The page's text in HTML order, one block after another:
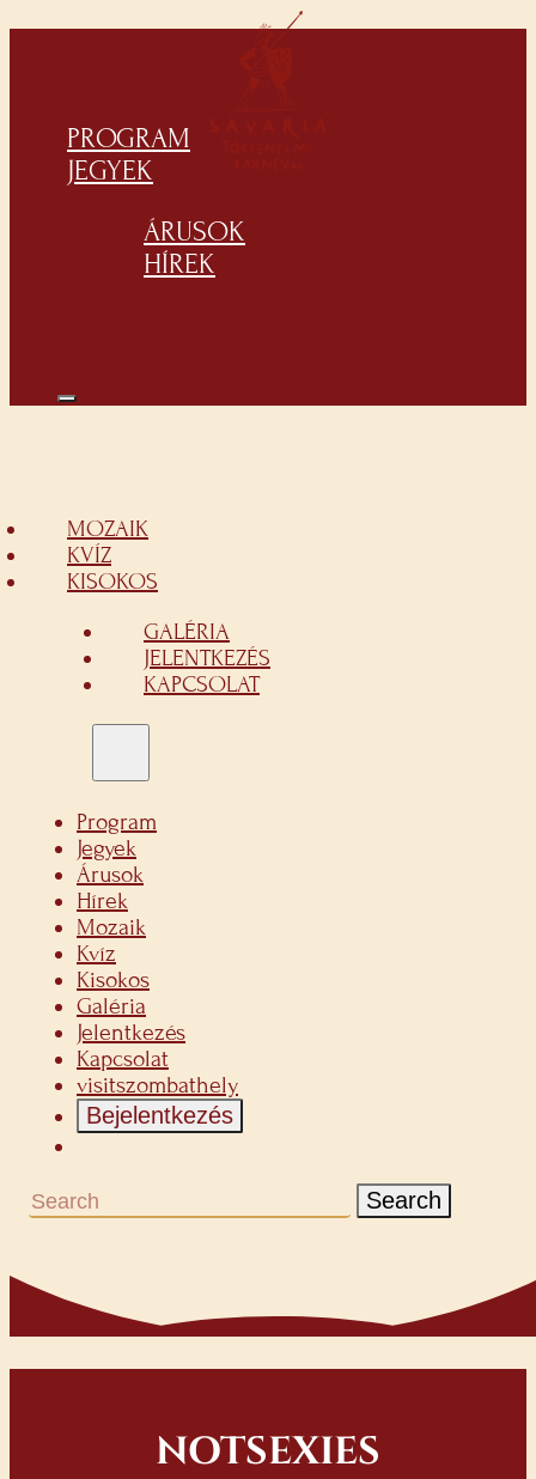
PROGRAM
JEGYEK
ÁRUSOK
HÍREK
MOZAIK
KVÍZ
KISOKOS
GALÉRIA
JELENTKEZÉS
KAPCSOLAT
Program
Jegyek
Árusok
Hírek
Mozaik
Kvíz
Kisokos
Galéria
Jelentkezés
Kapcsolat
visitszombathely
Bejelentkezés
Search
NOTSEXIES